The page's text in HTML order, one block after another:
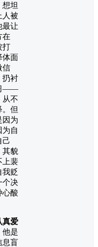
坦
人被
最让
在
打
体面
信
扔衬
——
从不
。但
因为
为自
己
其貌
上裴
我贬
个决
心酸
真爱
他是
息盲